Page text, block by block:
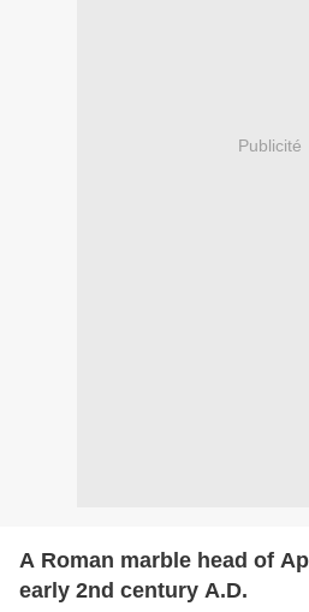
Publicité
A Roman marble head of
early 2nd century A.D.